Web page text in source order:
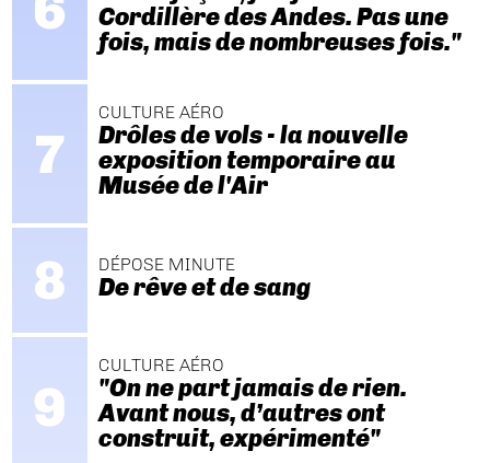
Cordillère des Andes. Pas une
fois, mais de nombreuses fois."
CULTURE AÉRO
Drôles de vols - la nouvelle
exposition temporaire au
Musée de l'Air
DÉPOSE MINUTE
De rêve et de sang
CULTURE AÉRO
"On ne part jamais de rien.
Avant nous, d’autres ont
construit, expérimenté"